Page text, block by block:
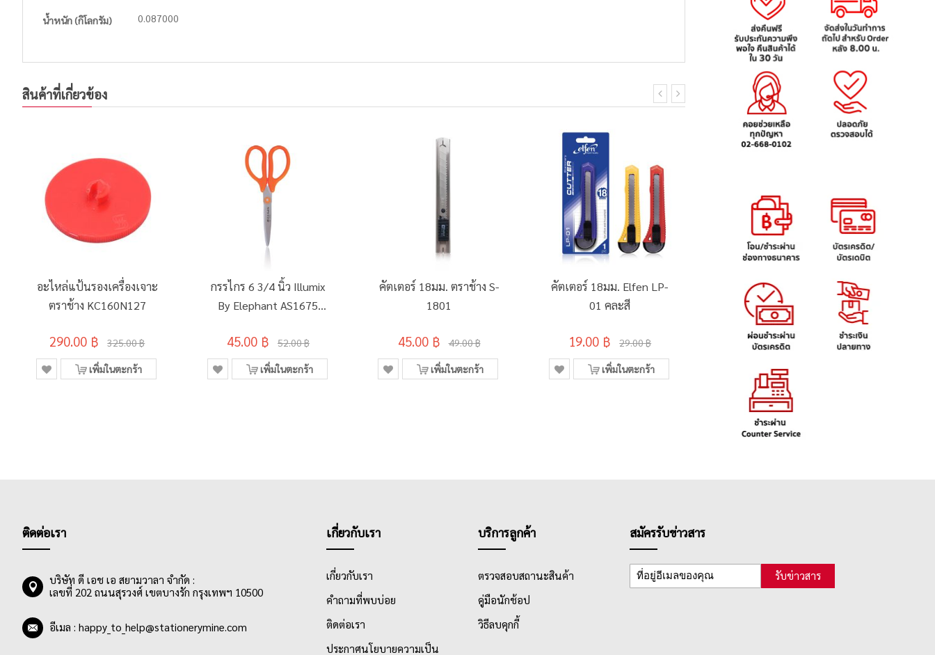
น้ำหนัก (กิโลกรัม) 0.087000
สินค้าที่เกี่ยวข้อง
อะไหล่แป้นรองเครื่องเจาะ
ตราช้าง KC160N127
290.00 ฿ 325.00 ฿
เพิ่มในตะกร้า
กรรไกร 6 3/4 นิ้ว Illumix
By Elephant AS1675
45.00 ฿ 52.00 ฿
เพิ่มในตะกร้า
คัตเตอร์ 18มม. ตราช้าง S-
1801
45.00 ฿ 49.00 ฿
เพิ่มในตะกร้า
คัตเตอร์ 18มม. Elfen LP-
01 คละสี
19.00 ฿ 29.00 ฿
เพิ่มในตะกร้า
เครื่องเย็บ สำหรับงานหนัก
Elfen แคงกาโร HD-
23S17
1,050.00 ฿ 1,150.00 ฿
เพิ่มในตะกร้า
ติดต่อเรา
บริษัท ดี เอช เอ สยามวาลา จำกัด :
เลขที่ 202 ถนนสุรวงศ์ เขตบางรัก กรุงเทพฯ 10500
อีเมล : happy_to_help@stationerymine.com
เกี่ยวกับเรา
เกี่ยวกับเรา
คำถามที่พบบ่อย
ติดต่อเรา
ประกาศนโยบายความเป็น
บริการลูกค้า
ตรวจสอบสถานะสินค้า
คู่มือนักช้อป
วิธีลบคุกกี้
สมัครรับข่าวสาร
รับข่าวสาร